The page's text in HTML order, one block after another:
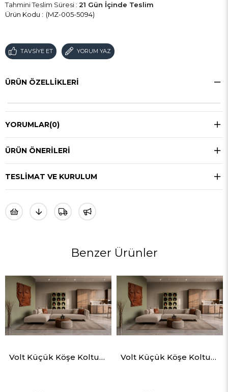
Tahmini Teslim Süresi : 21 Gün İçinde Teslim
(MZ-005-5094)
TAVSIYE ET YORUM YAZ
ÜRÜN ÖZELLIKLERI
YORUMLAR(0)
ÜRÜN ÖNERILERI
TESLIMAT VE KURULUM
Benzer Ürünler
Volt Küçük Köşe Koltuk Takımı Volt Küçük Köşe Koltuk Takımı